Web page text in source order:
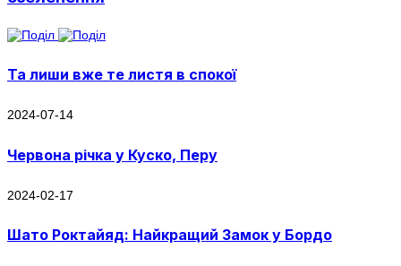
Та лиши вже те листя в спокої
2024-07-14
Червона річка у Куско, Перу
2024-02-17
Шато Роктайяд: Найкращий Замок у Бордо